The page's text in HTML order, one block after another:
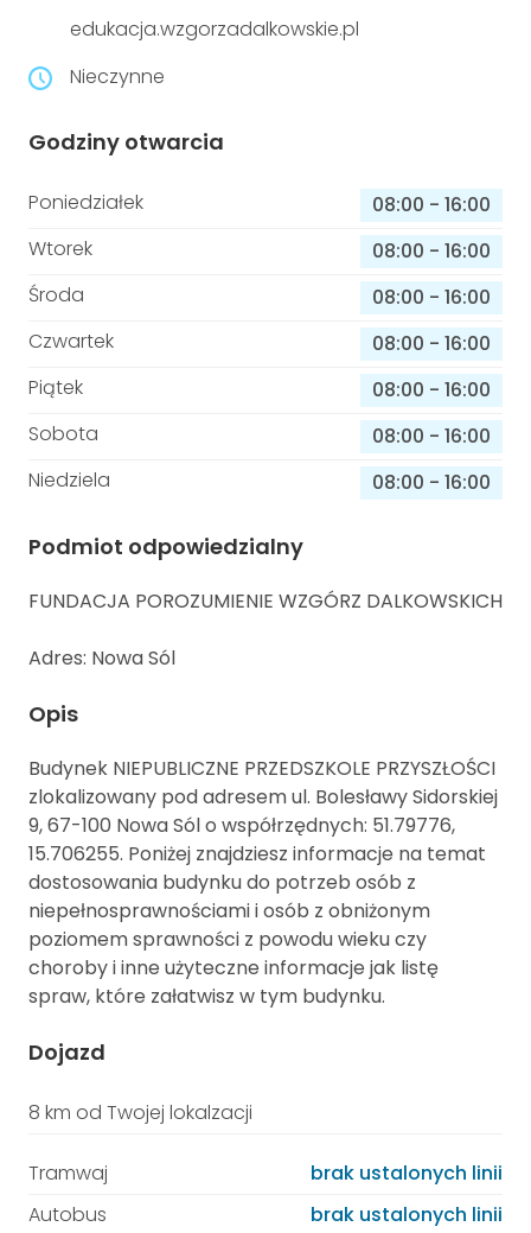
niepełnosprawnościami
Prawo
Prawa osób z niepełnosprawnościami
Aktualności
Urządzenia IoT
edukacja.wzgorzadalkowskie.pl
Nieczynne
Godziny otwarcia
Poniedziałek 08:00 - 16:00
Wtorek
08:00 - 16:00
Środa
08:00 - 16:00
Czwartek
08:00 - 16:00
Piątek
08:00 - 16:00
Sobota
08:00 - 16:00
Niedziela
08:00 - 16:00
Podmiot odpowiedzialny
FUNDACJA POROZUMIENIE WZGÓRZ DALKOWSKICH
Adres: Nowa Sól
Opis
Budynek NIEPUBLICZNE PRZEDSZKOLE PRZYSZŁOŚCI
zlokalizowany pod adresem ul. Bolesławy Sidorskiej
9, 67-100 Nowa Sól o współrzędnych: 51.79776,
15.706255. Poniżej znajdziesz informacje na temat
dostosowania budynku do potrzeb osób z
niepełnosprawnościami i osób z obniżonym
poziomem sprawności z powodu wieku czy
choroby i inne użyteczne informacje jak listę
spraw, które załatwisz w tym budynku.
Dojazd
8 km od Twojej lokalzacji
Tramwaj
brak ustalonych linii
Autobus
brak ustalonych linii